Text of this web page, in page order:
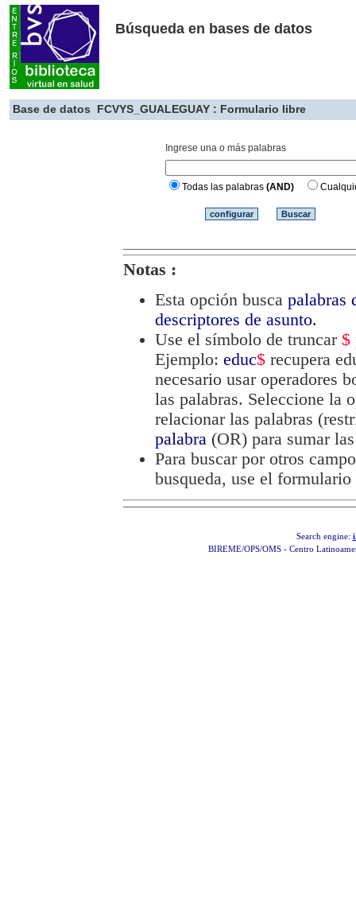
Búsqueda en bases de datos
Base de datos FCVYS_GUALEGUAY : Formulario libre
Ingrese una o más palabras
Todas las palabras(AND)
Notas :
Esta opción buscapalabras
descriptores de asunto.
Use el símbolo de truncar $
Ejemplo:educ$ recupera
necesario usar operadores
las palabras. Seleccione la
relacionar las palabras
palabra (OR) para sumar
Para buscar por otros
busqueda, use el
Search engine:
BIREME/OPS/OMS - Centro